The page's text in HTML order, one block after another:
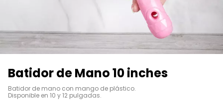
Batidor de Mano 10 inches
Batidor de mano con mango de plástico.
Disponible en 10 y 12 pulgadas.